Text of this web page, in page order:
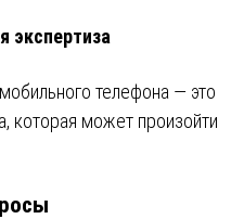
экспертиза
телефона — это
которая может произойти